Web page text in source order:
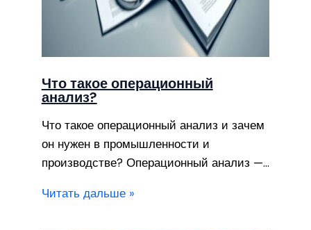
Что такое операционный
анализ?
Что такое операционный анализ и зачем
он нужен в промышленности и
производстве? Операционный анализ —…
Читать дальше »